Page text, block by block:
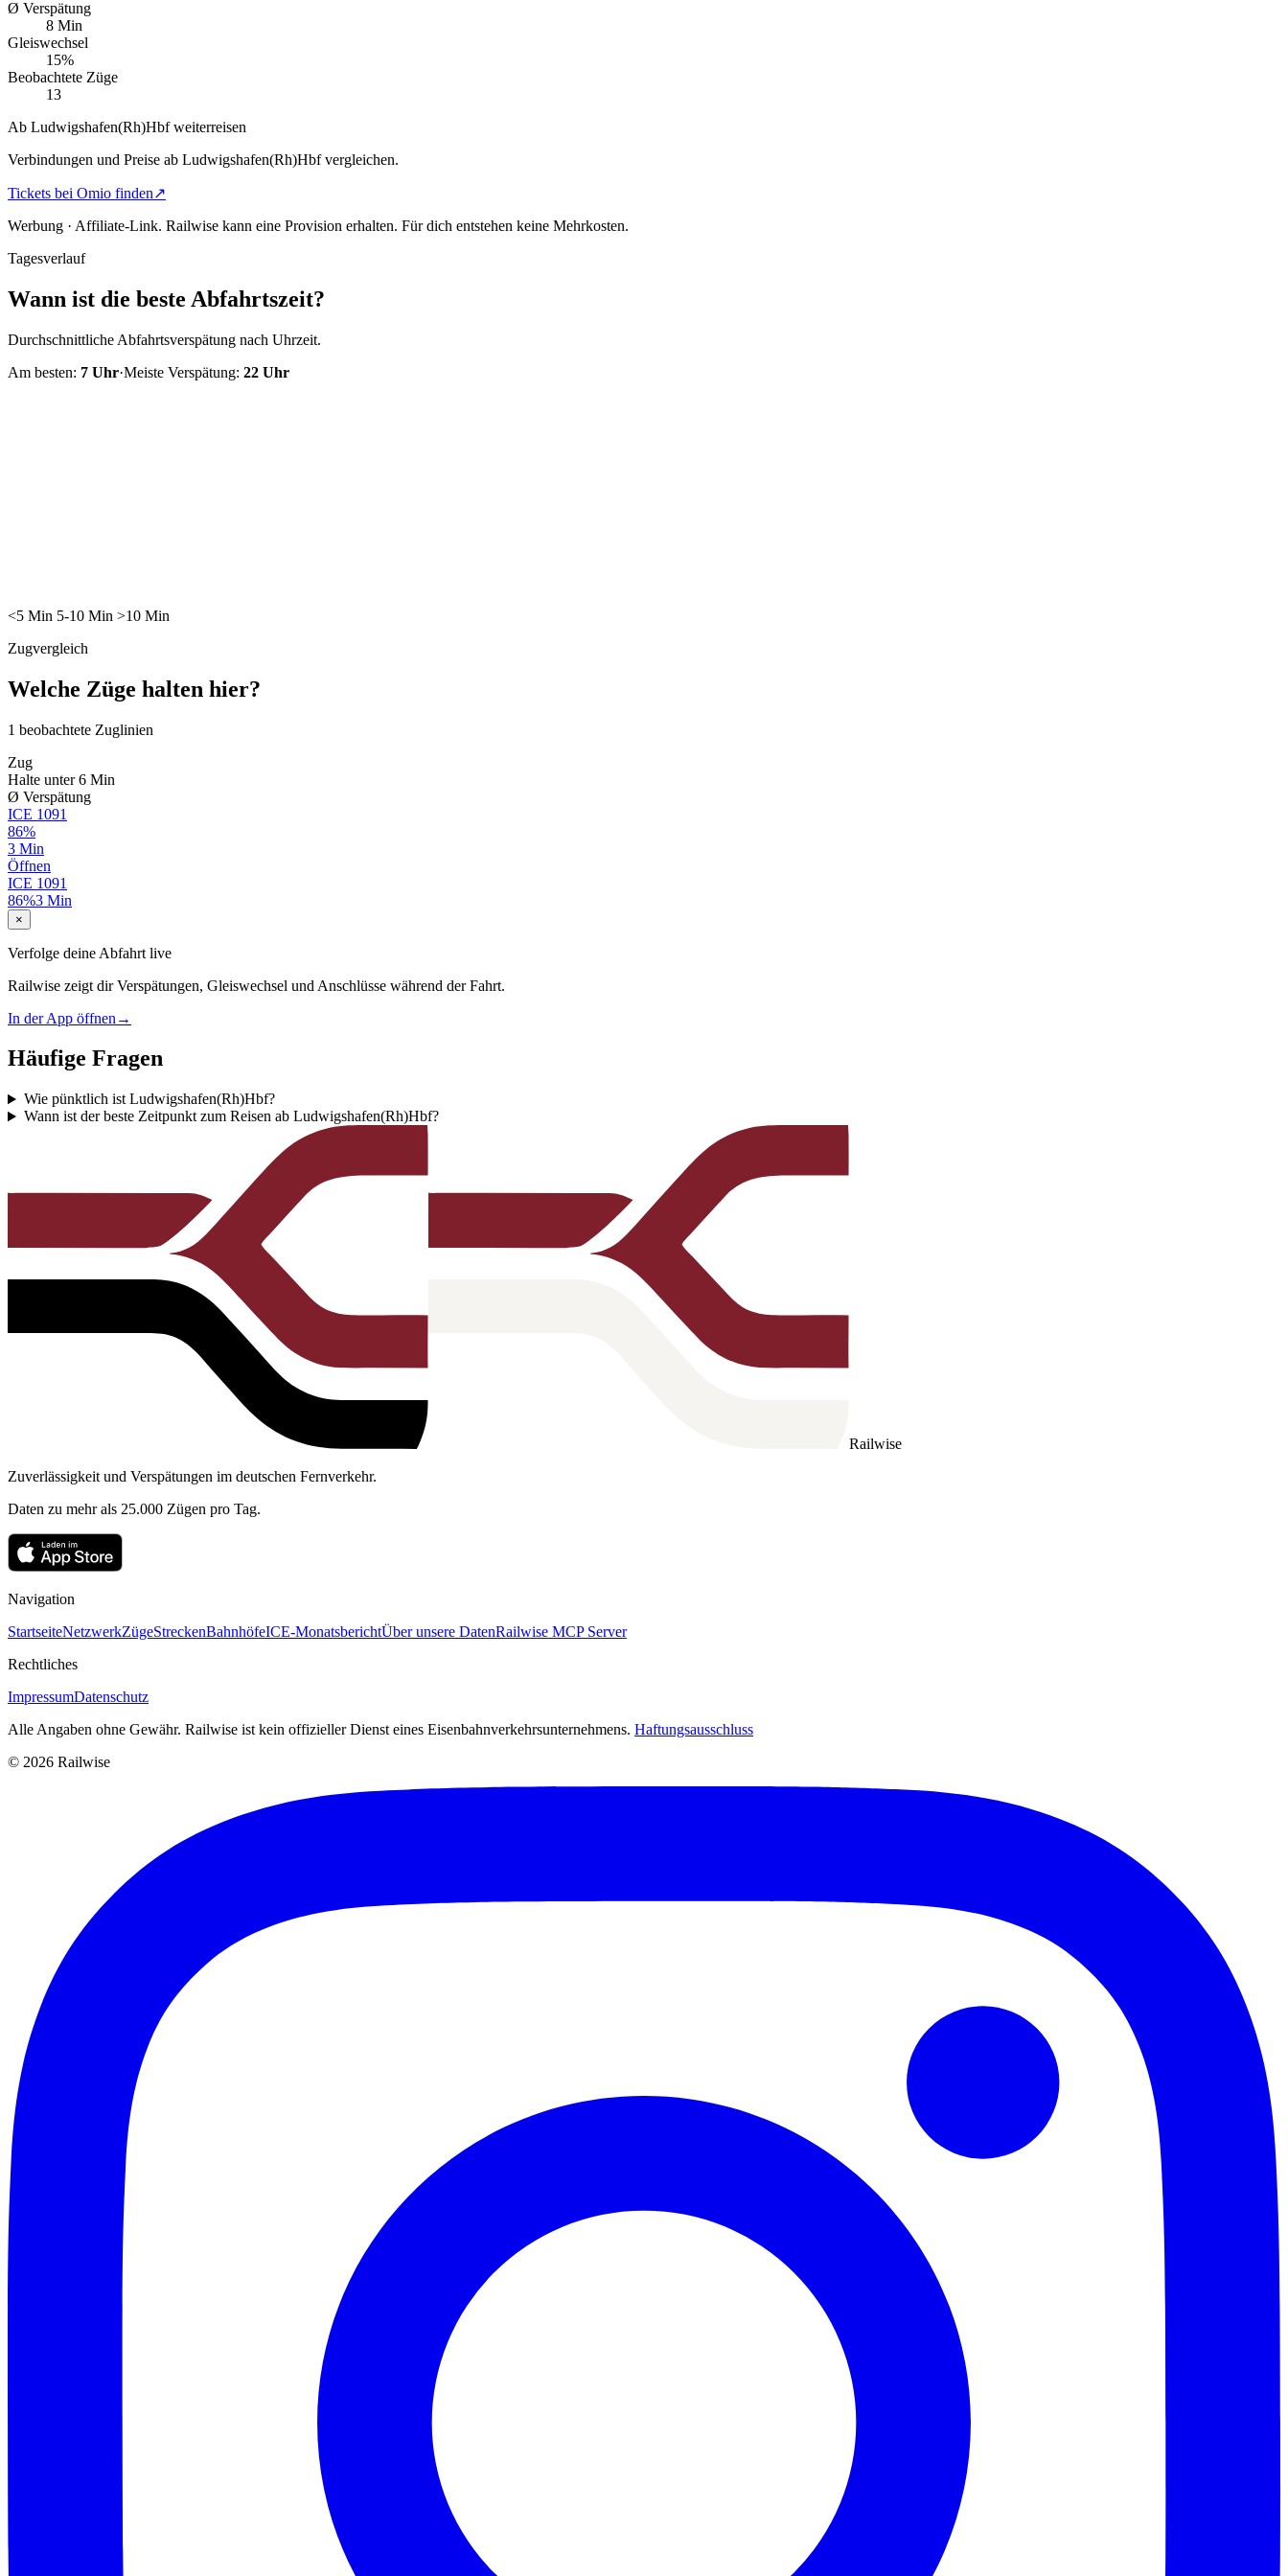
Ø Verspätung
8 Min
Gleiswechsel
15%
Beobachtete Züge
13
Ab Ludwigshafen(Rh)Hbf weiterreisen
Verbindungen und Preise ab Ludwigshafen(Rh)Hbf vergleichen.
Tickets bei Omio finden↗
Werbung · Affiliate-Link. Railwise kann eine Provision erhalten. Für dich entstehen keine Mehrkosten.
Tagesverlauf
Wann ist die beste Abfahrtszeit?
Durchschnittliche Abfahrtsverspätung nach Uhrzeit.
Am besten: 7 Uhr·Meiste Verspätung: 22 Uhr
<5 Min 5-10 Min >10 Min
Zugvergleich
Welche Züge halten hier?
1 beobachtete Zuglinien
Zug
Halte unter 6 Min
Ø Verspätung
ICE 1091
86%
3 Min
Öffnen
ICE 1091
86%3 Min
×
Verfolge deine Abfahrt live
Railwise zeigt dir Verspätungen, Gleiswechsel und Anschlüsse während der Fahrt.
In der App öffnen →
Häufige Fragen
Wie pünktlich ist Ludwigshafen(Rh)Hbf?
Wann ist der beste Zeitpunkt zum Reisen ab Ludwigshafen(Rh)Hbf?
Railwise
Zuverlässigkeit und Verspätungen im deutschen Fernverkehr.
Daten zu mehr als 25.000 Zügen pro Tag.
Navigation
StartseiteNetzwerkZügeStreckenBahnhöfeICE-MonatsberichtÜber unsere DatenRailwise MCP Server
Rechtliches
ImpressumDatenschutz
Alle Angaben ohne Gewähr. Railwise ist kein offizieller Dienst eines Eisenbahnverkehrsunternehmens. Haftungsausschluss
© 2026 Railwise